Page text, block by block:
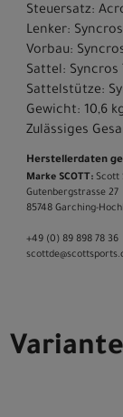
Steuersatz:
Lenker:
Vorbau:
Sattel: Syncros
Sattelstütze:
Gewicht: 10,6
Zulässiges
Herstellerdaten
Marke SCOTT: Scott
Gutenbergstrasse 27
85748 Garching-­
+49 (0) 89 898 78 36